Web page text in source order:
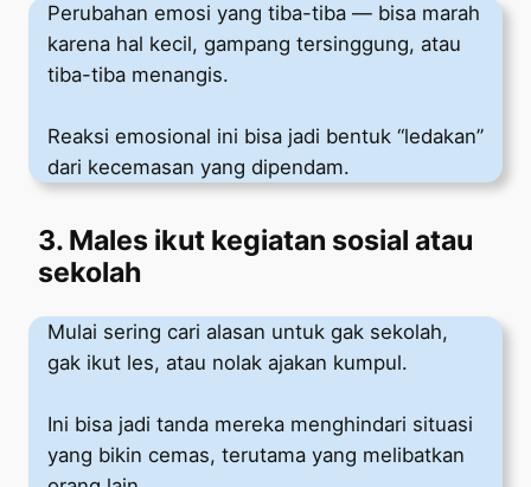
Perubahan emosi yang tiba-tiba — bisa marah
karena hal kecil, gampang tersinggung, atau
tiba-tiba menangis.
Reaksi emosional ini bisa jadi bentuk “ledakan”
dari kecemasan yang dipendam.
3. Males ikut kegiatan sosial atau
sekolah
Mulai sering cari alasan untuk gak sekolah,
gak ikut les, atau nolak ajakan kumpul.
Ini bisa jadi tanda mereka menghindari situasi
yang bikin cemas, terutama yang melibatkan